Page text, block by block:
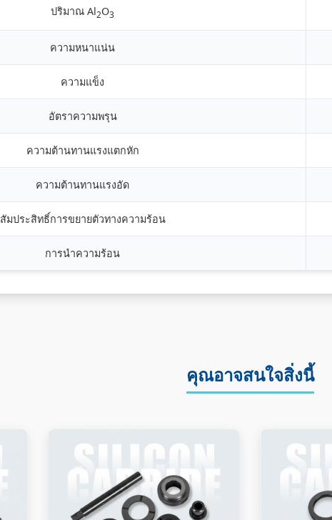
ปริมาณ Al2O3
ความหนาแน่น
ความแข็ง
อัตราความพรุน
ความต้านทานแรงแตกหัก
ความต้านทานแรงอัด
สัมประสิทธิ์การขยายตัวทางความร้อน
การนำความร้อน
คุณอาจสนใจสิ่งนี้